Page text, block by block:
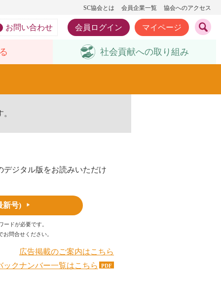
SC協会とは 会員企業一覧 協会へのアクセス
お問い合わせ 会員ログイン マイページ
社会貢献への取り組み
デジタル版をお読みいただけ
新号)
ドが必要です。
問合せください。
広告掲載のご案内はこちら
ックナンバー一覧はこちら